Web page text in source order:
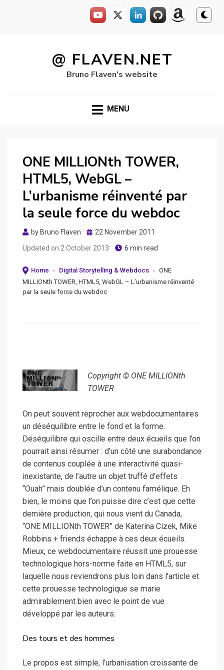
@ FLAVEN.NET
Bruno Flaven's website
MENU
ONE MILLIONth TOWER,
HTML5, WebGL –
L’urbanisme réinventé par
la seule force du webdoc
by Bruno Flaven
Posted
22 November 2011
Updated on 2 October 2013 6 min read
Home › Digital Storytelling & Webdocs › ONE
MILLIONth TOWER, HTML5, WebGL – L’urbanisme réinventé
par la seule force du webdoc
Copyright © ONE MILLIONth
TOWER
On peut souvent reprocher aux webdocumentaires
un déséquilibre entre le fond et la forme.
Déséquilibre qui oscille entre deux écueils que l’on
pourrait ainsi résumer : d’un côté une surabondance
de contenus couplée à une interactivité quasi-
inexistante, de l’autre un objet truffé d’effets
“Ouah” mais doublée d’un contenu famélique. Eh
bien, le moins que l’on puisse dire c’est que cette
dernière production, qui nous vient du Canada,
“ONE MILLIONth TOWER” de Katerina Cizek, Mike
Robbins + friends échappe à ces deux écueils.
Mieux, ce webdocumentaire réussit une prouesse
technologique hors-norme faite en HTML5, sur
laquelle nous reviendrons plus loin dans l’article et
cette prouesse technologique se marie
admirablement bien avec le point de vue
développé par les auteurs.
Des tours et des hommes
Le propos est simple, l’urbanisation croissante de